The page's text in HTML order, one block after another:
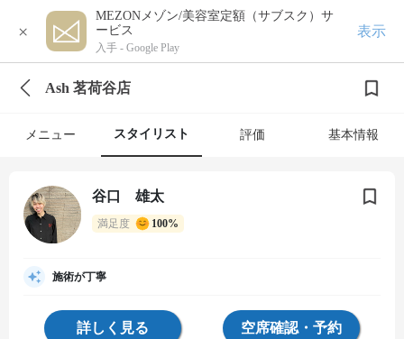
×
MEZONメゾン/美容室定額（サブスク）サ
ービス
入手 - Google Play
表示
Ash 茗荷谷店
メニュー スタイリスト 評価 基本情報
谷口 雄太
満足度 100%
施術が丁寧
詳しく見る 空席確認・予約